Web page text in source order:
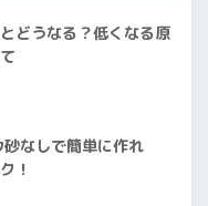
どうなる？低くなる原
なしで簡単に作れ
！